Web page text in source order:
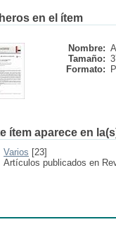
en el ítem
Nombre:
Tamaño:
Formato:
ítem aparece en
Varios [23]
Artículos publicados en